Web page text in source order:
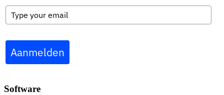
Aanmelden
Software